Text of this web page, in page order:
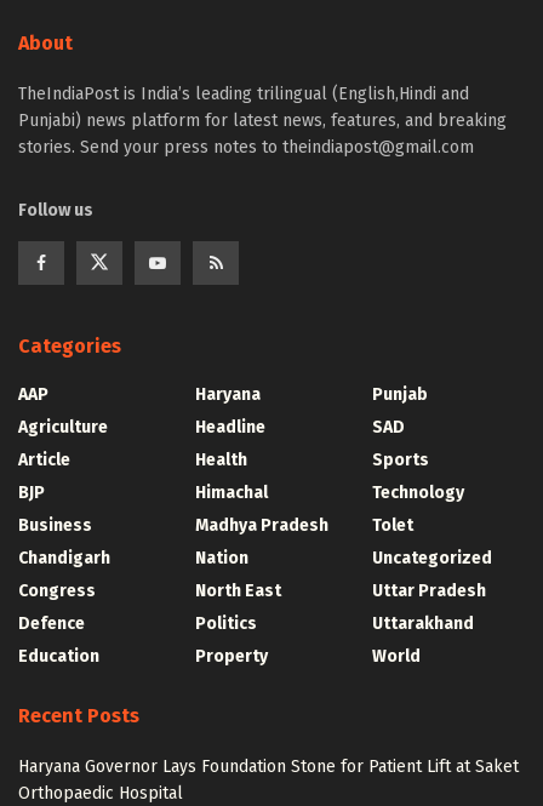
About
TheIndiaPost is India’s leading trilingual (English,Hindi and
Punjabi) news platform for latest news, features, and breaking
stories. Send your press notes to theindiapost@gmail.com
Follow us
Categories
AAP
Agriculture
Article
BJP
Business
Chandigarh
Congress
Defence
Education
Haryana
Headline
Health
Himachal
Madhya Pradesh
Nation
North East
Politics
Property
Punjab
SAD
Sports
Technology
Tolet
Uncategorized
Uttar Pradesh
Uttarakhand
World
Recent Posts
Haryana Governor Lays Foundation Stone for Patient Lift at Saket
Orthopaedic Hospital